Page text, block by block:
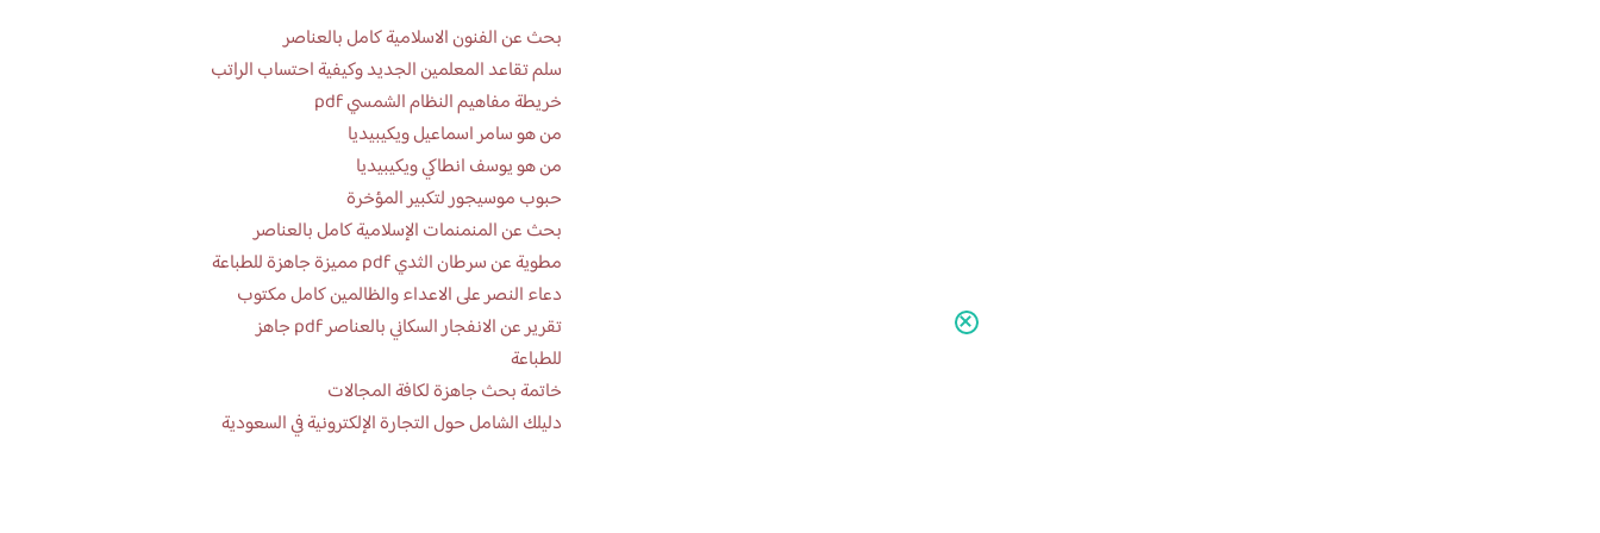
بحث عن الفنون الاسلامية كامل بالعناصر
سلم تقاعد المعلمين الجديد وكيفية احتساب الراتب
خريطة مفاهيم النظام الشمسي pdf
من هو سامر اسماعيل ويكيبيديا
من هو يوسف انطاكي ويكيبيديا
حبوب موسيجور لتكبير المؤخرة
بحث عن المنمنمات الإسلامية كامل بالعناصر
مطوية عن سرطان الثدي pdf مميزة جاهزة للطباعة
دعاء النصر على الاعداء والظالمين كامل مكتوب
تقرير عن الانفجار السكاني بالعناصر pdf جاهز
للطباعة
خاتمة بحث جاهزة لكافة المجالات
دليلك الشامل حول التجارة الإلكترونية في السعودية